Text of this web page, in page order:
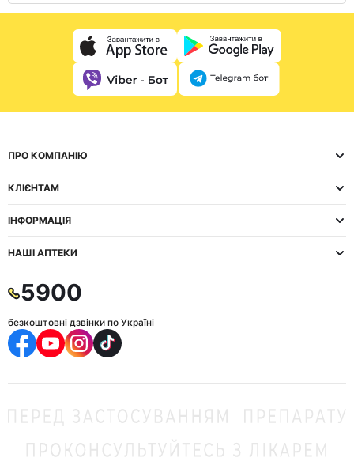
ПРО КОМПАНІЮ
КЛІЄНТАМ
ІНФОРМАЦІЯ
НАШІ АПТЕКИ
5900
безкоштовні дзвінки по Україні